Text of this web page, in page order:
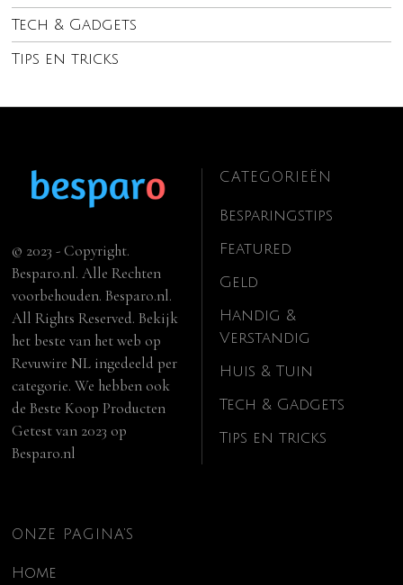
Tech & Gadgets
Tips en tricks
© 2023 - Copyright.
Besparo.nl. Alle Rechten
voorbehouden. Besparo.nl.
All Rights Reserved. Bekijk
het beste van het web op
Revuwire NL ingedeeld per
categorie. We hebben ook
deBeste Koop Producten
Getest van 2023 op
Besparo.nl
CATEGORIEËN
Besparingstips
Featured
Geld
Handig &
Verstandig
Huis & Tuin
Tech & Gadgets
Tips en tricks
ONZE PAGINA’S
Home